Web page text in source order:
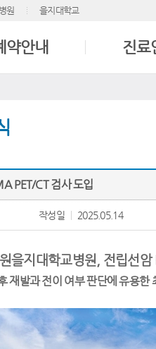
원 을지대학교
약안내 진료
PET/CT 검사 도입
작성일 2025.05.14
을지대학교병원, 전립선암
재발과 전이 여부 판단에 유용한